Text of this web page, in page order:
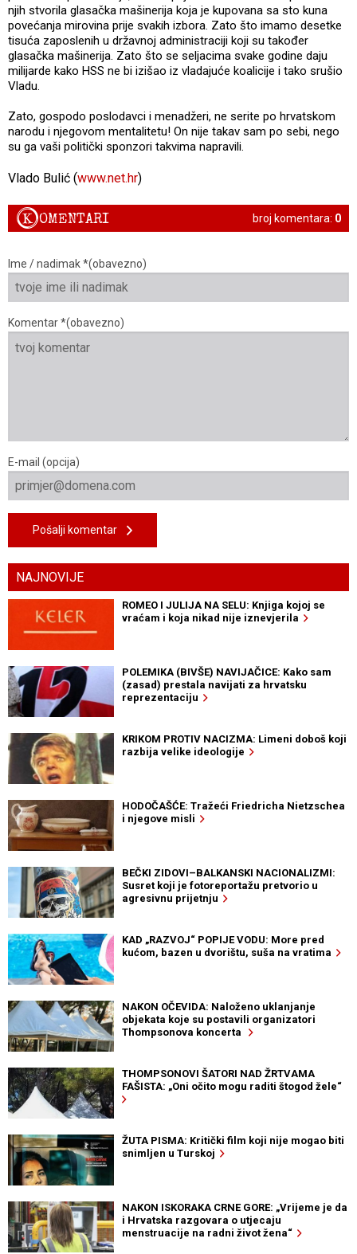
njih stvorila glasačka mašinerija koja je kupovana sa sto kuna
povećanja mirovina prije svakih izbora. Zato što imamo desetke
tisuća zaposlenih u državnoj administraciji koji su također
glasačka mašinerija. Zato što se seljacima svake godine daju
milijarde kako HSS ne bi izišao iz vladajuće koalicije i tako srušio
Vladu.
Zato, gospodo poslodavci i menadžeri, ne serite po hrvatskom
narodu i njegovom mentalitetu! On nije takav sam po sebi, nego
su ga vaši politički sponzori takvima napravili.
Vlado Bulić (www.net.hr)
broj komentara: 0
KOMENTARI
Ime / nadimak *(obavezno)
Komentar *(obavezno)
E-mail (opcija)
Pošalji komentar
NAJNOVIJE
ROMEO I JULIJA NA SELU: Knjiga kojoj se
vraćam i koja nikad nije iznevjerila
POLEMIKA (BIVŠE) NAVIJAČICE: Kako sam
(zasad) prestala navijati za hrvatsku
reprezentaciju
KRIKOM PROTIV NACIZMA: Limeni doboš koji
razbija velike ideologije
HODOČAŠĆE: Tražeći Friedricha Nietzschea
i njegove misli
BEČKI ZIDOVI–BALKANSKI NACIONALIZMI:
Susret koji je fotoreportažu pretvorio u
agresivnu prijetnju
KAD „RAZVOJ“ POPIJE VODU: More pred
kućom, bazen u dvorištu, suša na vratima
NAKON OČEVIDA: Naloženo uklanjanje
objekata koje su postavili organizatori
Thompsonova koncerta
THOMPSONOVI ŠATORI NAD ŽRTVAMA
FAŠISTA: „Oni očito mogu raditi štogod žele“
ŽUTA PISMA: Kritički film koji nije mogao biti
snimljen u Turskoj
NAKON ISKORAKA CRNE GORE: „Vrijeme je da
i Hrvatska razgovara o utjecaju
menstruacije na radni život žena“